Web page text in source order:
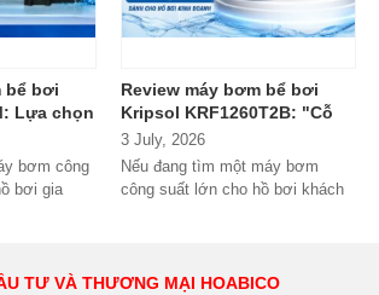
bể bơi
Lựa chọn
bơm công
bơi gia
Review máy bơm bể bơi
Kripsol KRF1260T2B: "Cỗ
máy" lưu lượng lớn dành
cho hồ bơi kinh doanh
3 July, 2026
Nếu đang tìm một máy bơm
công suất lớn cho hồ bơi khách
TƯ VÀ THƯƠNG MẠI HOABICO